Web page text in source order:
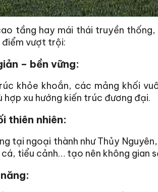
tầng hay mái thái truyền thống,
điểm vượt trội:
– bền vững:
khỏe khoắn, các mảng khối
hợp xu hướng kiến trúc đương đại.
thiên nhiên:
tại ngoại thành như Thủy
tiểu cảnh… tạo nên không gian